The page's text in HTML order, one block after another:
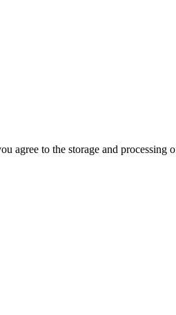
agree to the storage and processing